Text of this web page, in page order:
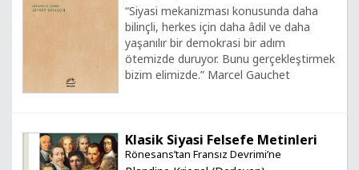
“Siyasi mekanizması konusunda daha
bilinçli, herkes için daha âdil ve daha
yaşanılır bir demokrasi bir adım
ötemizde duruyor. Bunu gerçekleştirmek
bizim elimizde.” Marcel Gauchet
Klasik Siyasi Felsefe Metinleri
Rönesans’tan Fransız Devrimi’ne